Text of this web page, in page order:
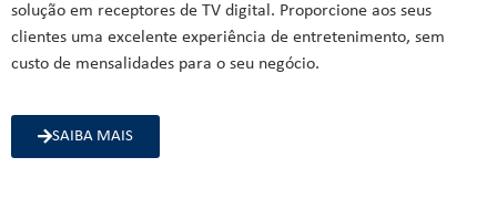
solução em receptores de TV digital. Proporcione aos seus
clientes uma excelente experiência de entretenimento, sem
custo de mensalidades para o seu negócio.
SAIBA MAIS